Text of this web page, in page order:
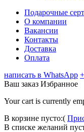
Подарочные
О компании
Вакансии
Контакты
Доставка
Оплата
написать в WhatsApp
Ваш заказ Избранное
Your cart is currently
В корзине пусто:(
В списке желаний